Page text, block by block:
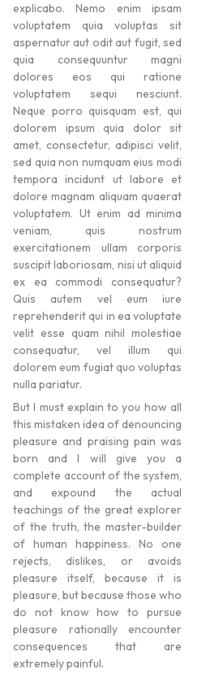
explicabo. Nemo enim ipsam
voluptatem quia voluptas sit
aspernatur aut odit aut fugit, sed
quia consequuntur magni
dolores eos qui ratione
voluptatem sequi nesciunt.
Neque porro quisquam est, qui
dolorem ipsum quia dolor sit
amet, consectetur, adipisci velit,
sed quia non numquam eius modi
tempora incidunt ut labore et
dolore magnam aliquam quaerat
voluptatem. Ut enim ad minima
veniam, quis nostrum
exercitationem ullam corporis
suscipit laboriosam, nisi ut aliquid
ex ea commodi consequatur?
Quis autem vel eum iure
reprehenderit qui in ea voluptate
velit esse quam nihil molestiae
consequatur, vel illum qui
dolorem eum fugiat quo voluptas
nulla pariatur.
But I must explain to you how all
this mistaken idea of denouncing
pleasure and praising pain was
born and I will give you a
complete account of the system,
and expound the actual
teachings of the great explorer
of the truth, the master-builder
of human happiness. No one
rejects, dislikes, or avoids
pleasure itself, because it is
pleasure, but because those who
do not know how to pursue
pleasure rationally encounter
consequences that are
extremely painful.